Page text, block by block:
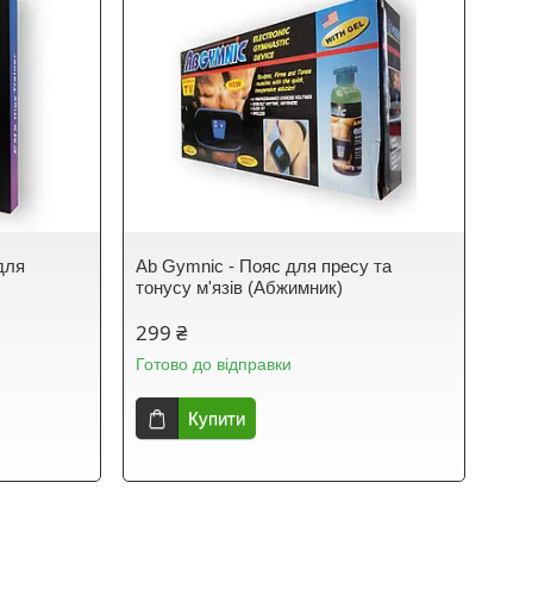
Ab Gymnic - Пояс для пресу та
тонусу м'язів (Абжимник)
299 ₴
Готово до відправки
Купити